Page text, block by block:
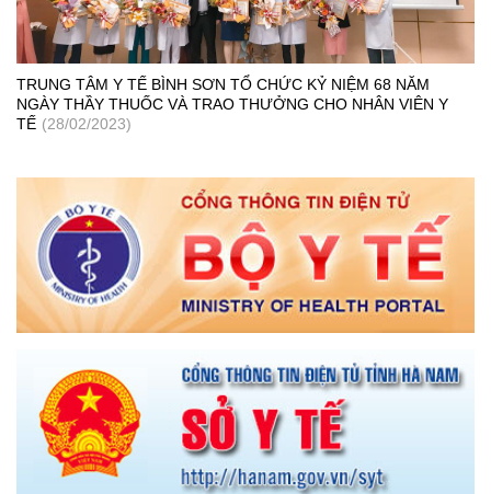
TRUNG TÂM Y TẾ BÌNH SƠN TỔ CHỨC KỶ NIỆM 68 NĂM
NGÀY THẦY THUỐC VÀ TRAO THƯỞNG CHO NHÂN VIÊN Y
TẾ (28/02/2023)